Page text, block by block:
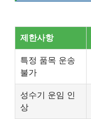
제한사항
특정 품목 운송
불가
성수기 운임 인
상